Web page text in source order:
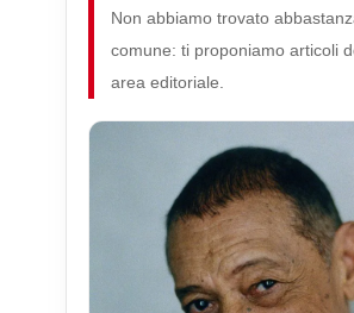
Non abbiamo trovato
comune: ti proponiamo articoli
area editoriale.